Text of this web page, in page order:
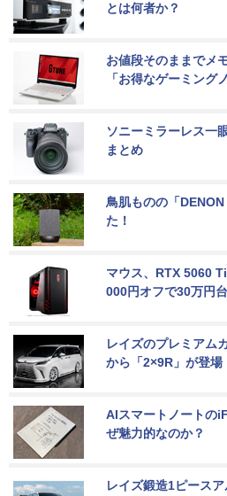
とは何者か？
お値段そのままでメ
「お得なゲーミング
ソニーミラーレス一
まとめ
鳥肌ものの「
た！
マウス、RTX 5060
000円オフで30万円台
レイズのプレミアム
から「2×9R」が登場
AIスマートノートの
ぜ魅力的なのか？
レイズ鍛造1ピース